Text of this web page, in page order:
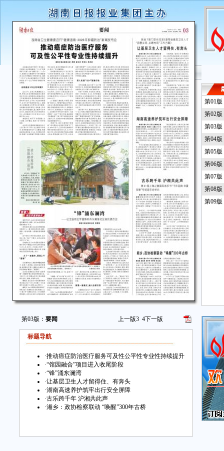
第03版： 要闻 上一版3 4下一版
标题导航
·推动癌症防治医疗服务可及性公平性专业性持续提升
·“馆园融合”项目进入收尾阶段
·“锋”涌东澜湾
·让基层卫生人才留得住、有奔头
·湖南高速养护筑牢出行安全屏障
·古乐跨千年 沪湘共此声
·湘乡：政协检察联动 “唤醒”300年古桥
第01
第02
第03
第04版
第05
第06
第07版
第08版
第09